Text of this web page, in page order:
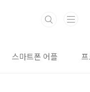
스마트폰 어플